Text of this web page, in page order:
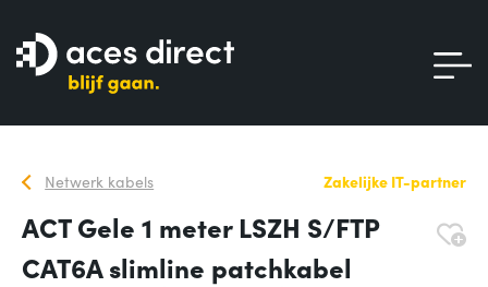
Netwerk kabels Zakelijke IT-partner
ACT Gele 1 meter LSZH S/FTP
CAT6A slimline patchkabel